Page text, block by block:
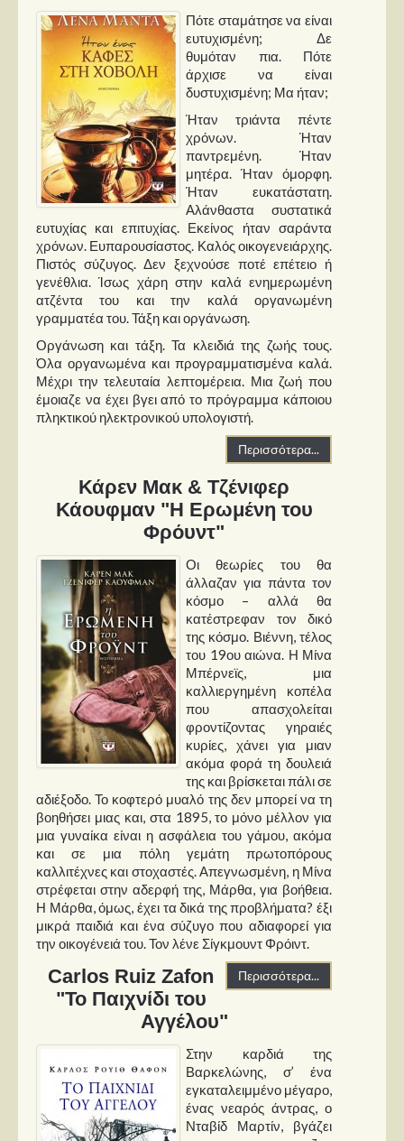
Blog
Πότε σταμάτησε να είναι
ευτυχισμένη; Δε
θυμόταν πια. Πότε
άρχισε να είναι
δυστυχισμένη; Μα ήταν;
Ήταν τριάντα πέντε
χρόνων. Ήταν
παντρεμένη. Ήταν
μητέρα. Ήταν όμορφη.
Ήταν ευκατάστατη.
Αλάνθαστα συστατικά
ευτυχίας και επιτυχίας. Εκείνος ήταν σαράντα
χρόνων. Ευπαρουσίαστος. Καλός οικογενειάρχης.
Πιστός σύζυγος. Δεν ξεχνούσε ποτέ επέτειο ή
γενέθλια. Ίσως χάρη στην καλά ενημερωμένη
ατζέντα του και την καλά οργανωμένη
γραμματέα του. Τάξη και οργάνωση.
Οργάνωση και τάξη. Τα κλειδιά της ζωής τους.
Όλα οργανωμένα και προγραμματισμένα καλά.
Μέχρι την τελευταία λεπτομέρεια. Μια ζωή που
έμοιαζε να έχει βγει από το πρόγραμμα κάποιου
πληκτικού ηλεκτρονικού υπολογιστή.
Περισσότερα...
Κάρεν Μακ & Τζένιφερ
Κάουφμαν "Η Ερωμένη του
Φρόυντ"
Οι θεωρίες του θα
άλλαζαν για πάντα τον
κόσμο – αλλά θα
κατέστρεφαν τον δικό
της κόσμο. Βιέννη, τέλος
του 19ου αιώνα. Η Μίνα
Μπέρνεϊς, μια
καλλιεργημένη κοπέλα
που απασχολείται
φροντίζοντας γηραιές
κυρίες, χάνει για μιαν
ακόμα φορά τη δουλειά
της και βρίσκεται πάλι σε
αδιέξοδο. Το κοφτερό μυαλό της δεν μπορεί να τη
βοηθήσει μιας και, στα 1895, το μόνο μέλλον για
μια γυναίκα είναι η ασφάλεια του γάμου, ακόμα
και σε μια πόλη γεμάτη πρωτοπόρους
καλλιτέχνες και στοχαστές. Απεγνωσμένη, η Μίνα
στρέφεται στην αδερφή της, Μάρθα, για βοήθεια.
Η Μάρθα, όμως, έχει τα δικά της προβλήματα? έξι
μικρά παιδιά και ένα σύζυγο που αδιαφορεί για
την οικογένειά του. Τον λένε Σίγκμουντ Φρόιντ.
Περισσότερα...
Carlos Ruiz Zafon
"Το Παιχνίδι του
Αγγέλου"
Στην καρδιά της
Βαρκελώνης, σ’ ένα
εγκαταλειμμένο μέγαρο,
ένας νεαρός άντρας, ο
Νταβίδ Μαρτίν, βγάζει